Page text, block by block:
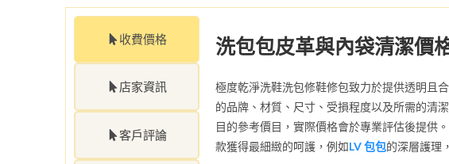
收費價格
店家資訊
客戶評論
洗包包皮革與內袋清潔價
極度乾淨洗鞋洗包修鞋修包致力於提供透明且
的品牌、材質、尺寸、受損程度以及所需的清
目的參考價目，實際價格會於專業評估後提供
款獲得最細緻的呵護，例如LV 包包的深層護理